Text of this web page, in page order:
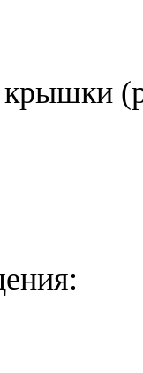
крышки